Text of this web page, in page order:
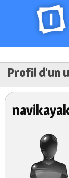
Profil d'un